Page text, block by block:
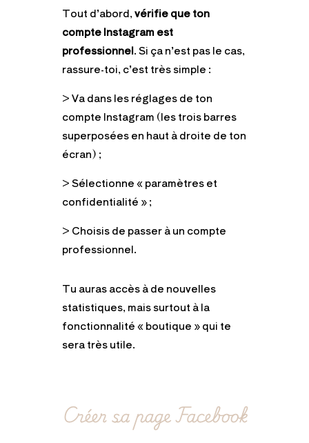
Tout d’abord,vérifie que ton
compte Instagram est
professionnel. Si ça n’est pas le cas,
rassure-toi, c’est très simple :
> Va dans les réglages de ton
compte Instagram (les trois barres
superposées en haut à droite de ton
écran) ;
> Sélectionne « paramètres et
confidentialité » ;
> Choisis de passer à un compte
professionnel.
Tu auras accès à de nouvelles
statistiques, mais surtout à la
fonctionnalité « boutique » qui te
sera très utile.
Créer sa page Facebook